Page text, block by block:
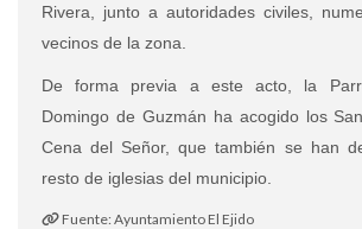
Rivera, junto a autoridades civiles,
vecinos de la zona.
De forma previa a este acto, la
Domingo de Guzmán ha acogido los
Cena del Señor, que también se han
resto de iglesias del municipio.
Fuente: Ayuntamiento El Ejido